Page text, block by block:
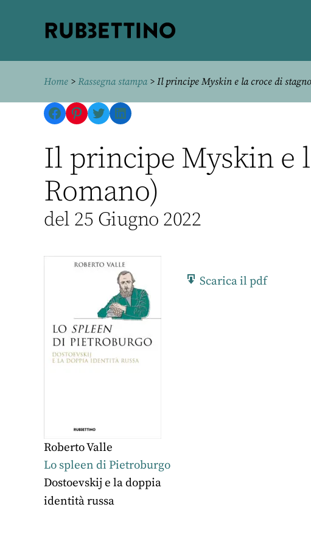
Home > Rassegna stampa> Il principe Myskin e la croce di stagno
Facebook
Pinterest
TwitterLinkedIn
Il principe Myskin e
Romano)
del 25 Giugno 2022
Roberto Valle
Lo spleen di Pietroburgo
Dostoevskij e la doppia
identità russa
Scarica il pdf